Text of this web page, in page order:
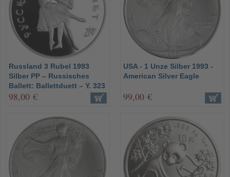
Russland 3 Rubel 1993
Silber PP – Russisches
Ballett: Ballettduett – Y. 323
98,00 €
USA - 1 Unze Silber 1993 -
American Silver Eagle
99,00 €